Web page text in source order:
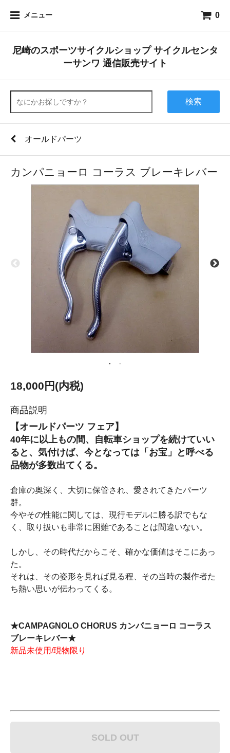
メニュー 0
尼崎のスポーツサイクルショップ サイクルセンタ
ーサンワ 通信販売サイト
検索
オールドパーツ
カンパニョーロ コーラス ブレーキレバー
18,000円(内税)
商品説明
【オールドパーツ フェア】
40年に以上もの間、自転車ショップを続けていい
ると、気付けば、今となっては「お宝」と呼べる
品物が多数出てくる。
倉庫の奥深く、大切に保管され、愛されてきたパーツ
群。
今やその性能に関しては、現行モデルに勝る訳でもな
く、取り扱いも非常に困難であることは間違いない。
しかし、その時代だからこそ、確かな価値はそこにあっ
た。
それは、その姿形を見れば見る程、その当時の製作者た
ち熱い思いが伝わってくる。
★CAMPAGNOLO CHORUS カンパニョーロ コーラス
ブレーキレバー★
新品未使用/現物限り
SOLD OUT